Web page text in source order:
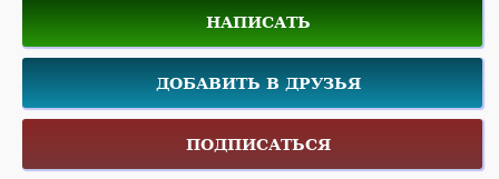
НАПИСАТЬ
ДОБАВИТЬ В ДРУЗЬЯ
ПОДПИСАТЬСЯ